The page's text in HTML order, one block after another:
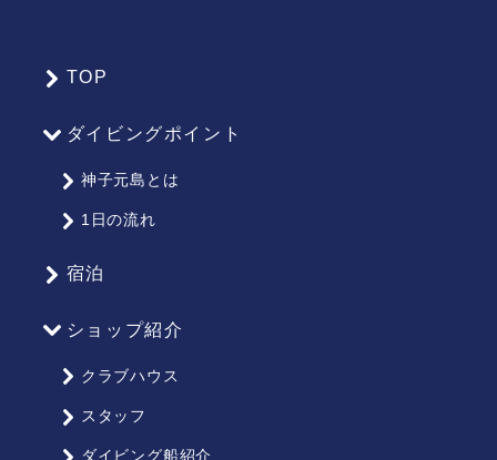
TOP
ダイビングポイント
神子元島とは
1日の流れ
宿泊
ショップ紹介
クラブハウス
スタッフ
ダイビング船紹介